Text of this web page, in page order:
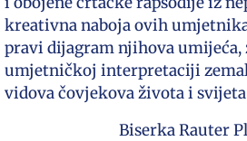
kreativna naboja ovih
pravi dijagram njihova umijeća,
umjetničkoj interpretaciji
vidova čovjekova života i
Biserka Rauter